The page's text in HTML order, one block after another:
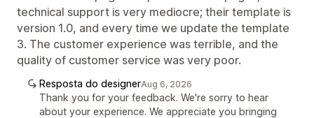
technical support is very mediocre; their template is
version 1.0, and every time we update the template
3. The customer experience was terrible, and the
quality of customer service was very poor.
Resposta do designerAug 6, 2026
Thank you for your feedback. We're sorry to hear
about your experience. We appreciate you bringing